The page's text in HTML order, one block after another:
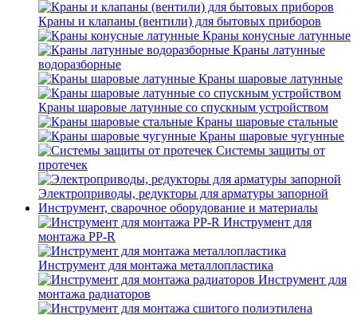
Краны и клапаны (вентили) для бытовых приборов
Краны конусные латунные
Краны латунные
водоразборные
Краны шаровые латунные
Краны шаровые латунные со спускным устройством
Краны шаровые стальные
Краны шаровые чугунные
Системы защиты от
протечек
Электроприводы, редукторы для арматуры запорной
Инструмент, сварочное оборудование и материалы
Инструмент для
монтажа PP-R
Инструмент для монтажа металлопластика
Инструмент для
монтажа радиаторов